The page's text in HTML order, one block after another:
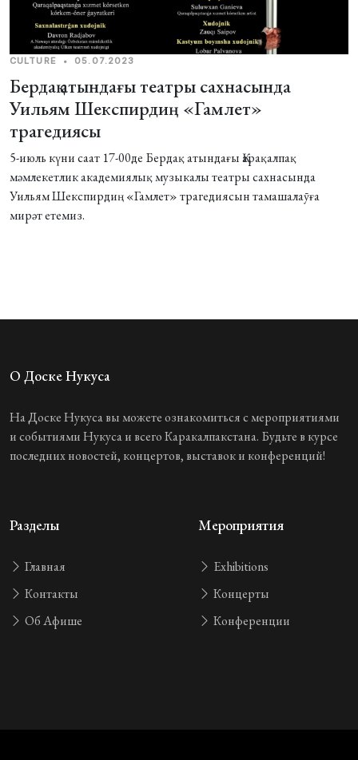
CULTURE • 05.07.2023
Бердақ атындағы театры сахнасында
Уильям Шекспирдиң «Гамлет»
трагедиясы
5-июль күни саат 17-00де Бердақ атындағы Қарақалпақ
мәмлекетлик академиялық музыкалы театры сахнасында
Уильям Шекспирдиң «Гамлет» трагедиясын тамашалаӯға
мирәт етемиз.
О Доске Нукуса
На Доске Нукуса вы можете ознакомиться с мероприятиями
и событиями Нукуса и всего Каракалпакстана. Будьте в курсе
последних новостей, концертов, выставок и конференций!
Разделы
Главная
Контакты
Об Афише
Мероприятия
Exhibitions
Концерты
Конференции